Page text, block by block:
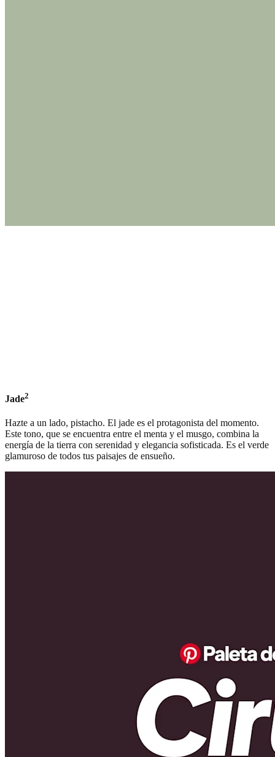
Jade2
Hazte a un lado, pistacho. El jade es el protagonista del momento.
Este tono, que se encuentra entre el menta y el musgo, combina la
energía de la tierra con serenidad y elegancia sofisticada. Es el verde
glamuroso de todos tus paisajes de ensueño.